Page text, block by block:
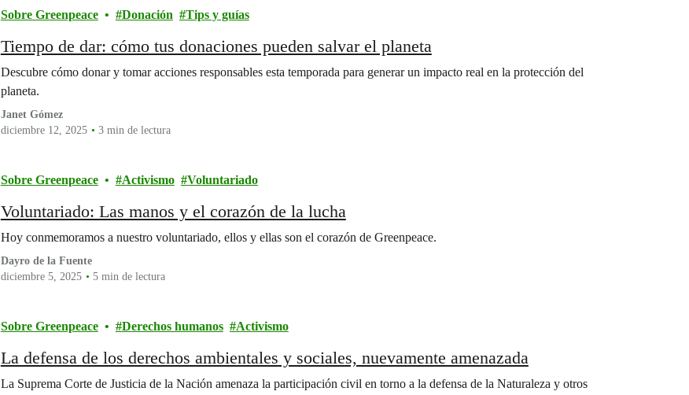
Sobre Greenpeace Donación Tips y guías
Tiempo de dar: cómo tus donaciones pueden salvar el planeta
Descubre cómo donar y tomar acciones responsables esta temporada para generar un impacto real en la protección del
planeta.
Janet Gómez
diciembre 12, 2025
3 min de lectura
Sobre Greenpeace Activismo Voluntariado
Voluntariado: Las manos y el corazón de la lucha
Hoy conmemoramos a nuestro voluntariado, ellos y ellas son el corazón de Greenpeace.
Dayro de la Fuente
diciembre 5, 2025
5 min de lectura
Sobre Greenpeace Derechos humanos Activismo
La defensa de los derechos ambientales y sociales, nuevamente amenazada
La Suprema Corte de Justicia de la Nación amenaza la participación civil en torno a la defensa de la Naturaleza y otros